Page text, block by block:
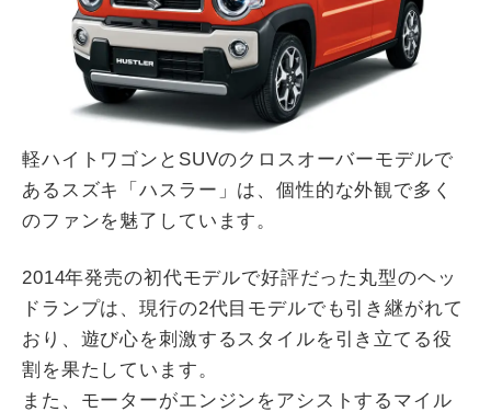
軽ハイトワゴンとSUVのクロスオーバーモデルで
あるスズキ「ハスラー」は、個性的な外観で多く
のファンを魅了しています。
2014年発売の初代モデルで好評だった丸型のヘッ
ドランプは、現行の2代目モデルでも引き継がれて
おり、遊び心を刺激するスタイルを引き立てる役
割を果たしています。
また、モーターがエンジンをアシストするマイル